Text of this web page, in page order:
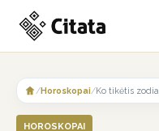
content
/Horoskopai/
HOROSKOPAI